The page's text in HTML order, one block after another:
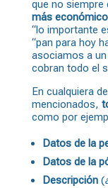
que no siempre
más
“lo importante
“pan para hoy
asociamos a un
cobran todo el
En cualquiera
mencionados,
como por
Datos de la
Datos de la
Descripción(